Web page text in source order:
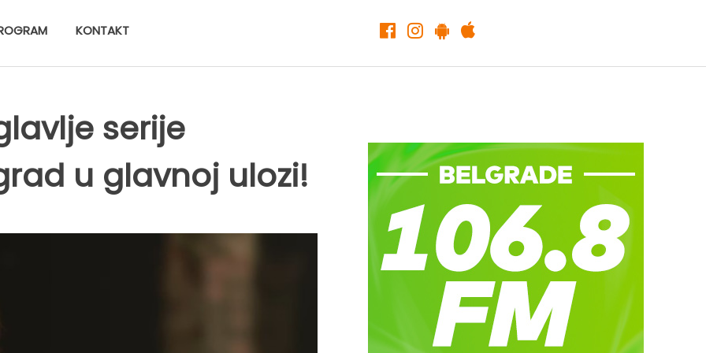
KONTAKT
serije
u glavnoj ulozi!